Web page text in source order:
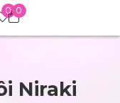
0 0
Niraki